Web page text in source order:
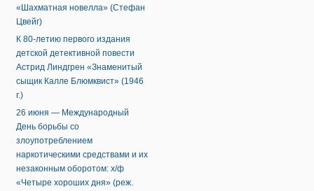
«Шахматная новелла» (Стефан
Цвейг)
К 80-летию первого издания
детской детективной повести
Астрид Линдгрен «Знаменитый
сыщик Калле Блюмквист» (1946
г.)
26 июня — Международный
День борьбы со
злоупотреблением
наркотическими средствами и их
незаконным оборотом: х/ф
«Четыре хороших дня» (реж.